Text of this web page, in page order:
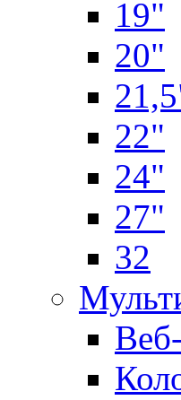
19"
20"
22"
24"
27"
32